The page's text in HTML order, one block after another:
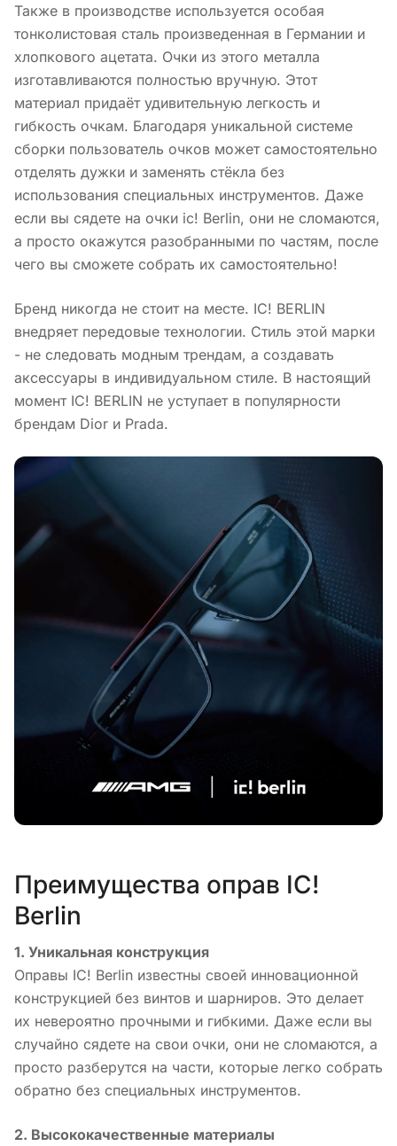
Также в производстве используется особая
тонколистовая сталь произведенная в Германии и
хлопкового ацетата. Очки из этого металла
изготавливаются полностью вручную. Этот
материал придаёт удивительную легкость и
гибкость очкам. Благодаря уникальной системе
сборки пользователь очков может самостоятельно
отделять дужки и заменять стёкла без
использования специальных инструментов. Даже
если вы сядете на очки ic! Berlin, они не сломаются,
а просто окажутся разобранными по частям, после
чего вы сможете собрать их самостоятельно!
Бренд никогда не стоит на месте. IC! BERLIN
внедряет передовые технологии. Стиль этой марки
- не следовать модным трендам, а создавать
аксессуары в индивидуальном стиле. В настоящий
момент IC! BERLIN не уступает в популярности
брендам Dior и Prada.
Преимущества оправ IC!
Berlin
1. Уникальная конструкция
Оправы IC! Berlin известны своей инновационной
конструкцией без винтов и шарниров. Это делает
их невероятно прочными и гибкими. Даже если вы
случайно сядете на свои очки, они не сломаются, а
просто разберутся на части, которые легко собрать
обратно без специальных инструментов.
2. Высококачественные материалы